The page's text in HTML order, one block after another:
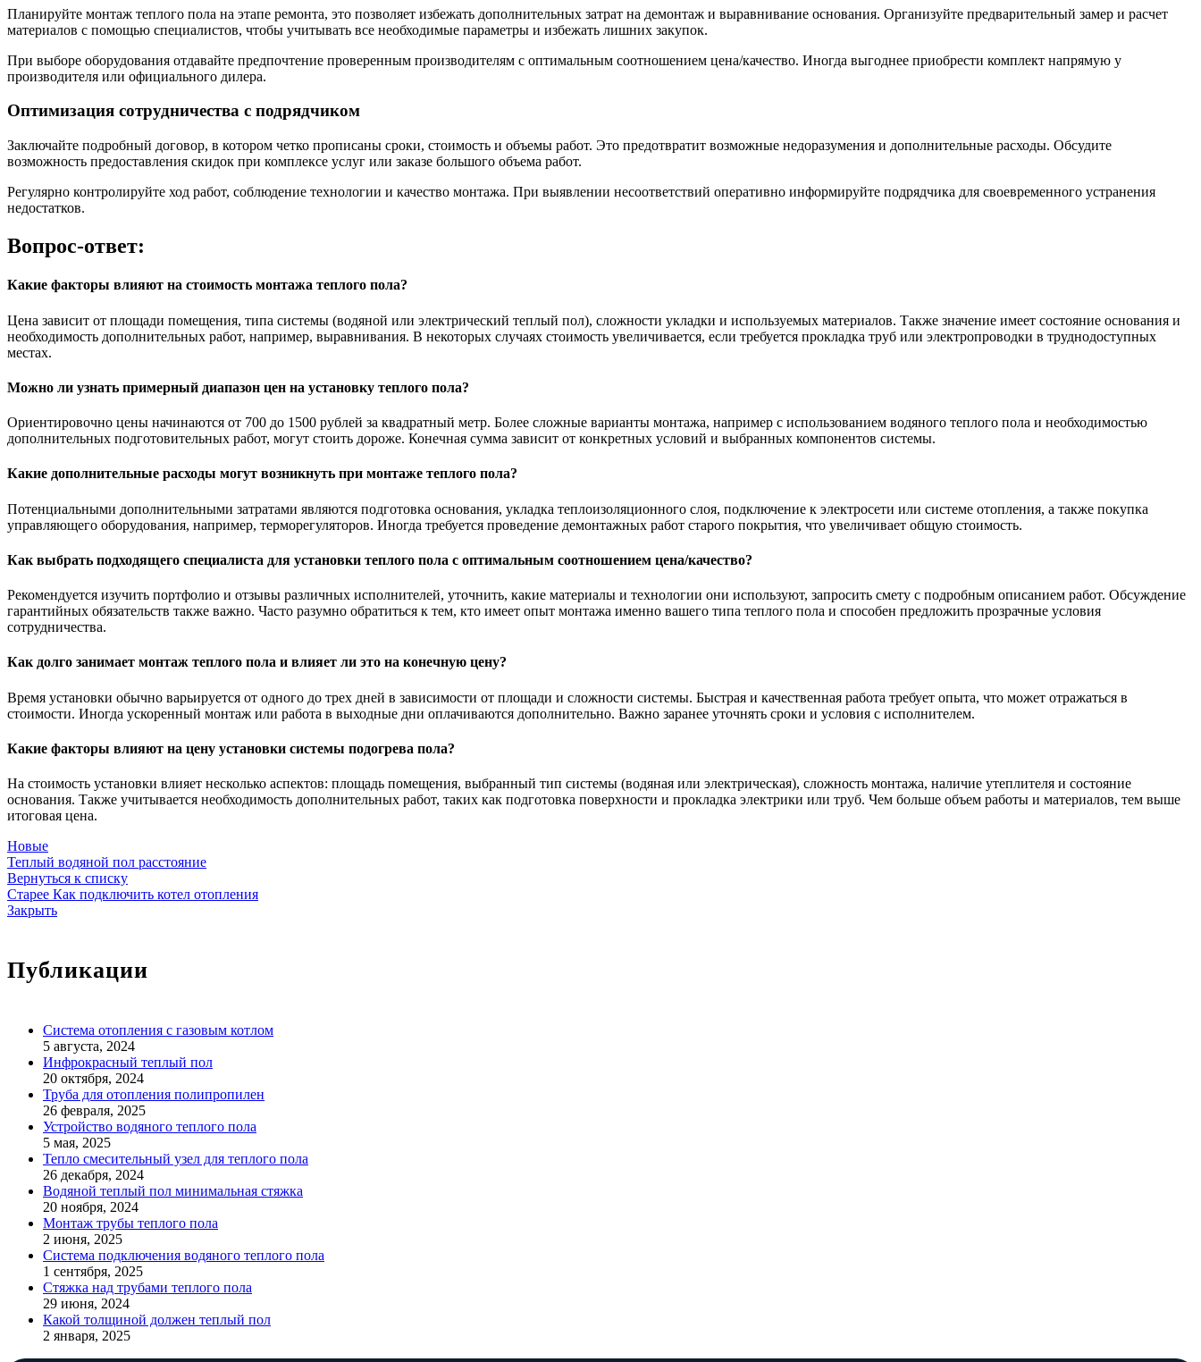
Планируйте монтаж теплого пола на этапе ремонта, это позволяет избежать дополнительных затрат на демонтаж и выравнивание основания. Организуйте предварительный замер и расчет
материалов с помощью специалистов, чтобы учитывать все необходимые параметры и избежать лишних закупок.
При выборе оборудования отдавайте предпочтение проверенным производителям с оптимальным соотношением цена/качество. Иногда выгоднее приобрести комплект напрямую у
производителя или официального дилера.
Оптимизация сотрудничества с подрядчиком
Заключайте подробный договор, в котором четко прописаны сроки, стоимость и объемы работ. Это предотвратит возможные недоразумения и дополнительные расходы. Обсудите
возможность предоставления скидок при комплексе услуг или заказе большого объема работ.
Регулярно контролируйте ход работ, соблюдение технологии и качество монтажа. При выявлении несоответствий оперативно информируйте подрядчика для своевременного устранения
недостатков.
Вопрос-ответ:
Какие факторы влияют на стоимость монтажа теплого пола?
Цена зависит от площади помещения, типа системы (водяной или электрический теплый пол), сложности укладки и используемых материалов. Также значение имеет состояние основания и
необходимость дополнительных работ, например, выравнивания. В некоторых случаях стоимость увеличивается, если требуется прокладка труб или электропроводки в труднодоступных
местах.
Можно ли узнать примерный диапазон цен на установку теплого пола?
Ориентировочно цены начинаются от 700 до 1500 рублей за квадратный метр. Более сложные варианты монтажа, например с использованием водяного теплого пола и необходимостью
дополнительных подготовительных работ, могут стоить дороже. Конечная сумма зависит от конкретных условий и выбранных компонентов системы.
Какие дополнительные расходы могут возникнуть при монтаже теплого пола?
Потенциальными дополнительными затратами являются подготовка основания, укладка теплоизоляционного слоя, подключение к электросети или системе отопления, а также покупка
управляющего оборудования, например, терморегуляторов. Иногда требуется проведение демонтажных работ старого покрытия, что увеличивает общую стоимость.
Как выбрать подходящего специалиста для установки теплого пола с оптимальным соотношением цена/качество?
Рекомендуется изучить портфолио и отзывы различных исполнителей, уточнить, какие материалы и технологии они используют, запросить смету с подробным описанием работ. Обсуждение
гарантийных обязательств также важно. Часто разумно обратиться к тем, кто имеет опыт монтажа именно вашего типа теплого пола и способен предложить прозрачные условия
сотрудничества.
Как долго занимает монтаж теплого пола и влияет ли это на конечную цену?
Время установки обычно варьируется от одного до трех дней в зависимости от площади и сложности системы. Быстрая и качественная работа требует опыта, что может отражаться в
стоимости. Иногда ускоренный монтаж или работа в выходные дни оплачиваются дополнительно. Важно заранее уточнять сроки и условия с исполнителем.
Какие факторы влияют на цену установки системы подогрева пола?
На стоимость установки влияет несколько аспектов: площадь помещения, выбранный тип системы (водяная или электрическая), сложность монтажа, наличие утеплителя и состояние
основания. Также учитывается необходимость дополнительных работ, таких как подготовка поверхности и прокладка электрики или труб. Чем больше объем работы и материалов, тем выше
итоговая цена.
Новые
Теплый водяной пол расстояние
Вернуться к списку
Старее Как подключить котел отопления
Закрыть
Публикации
Система отопления с газовым котлом
5 августа, 2024
Инфрокрасный теплый пол
20 октября, 2024
Труба для отопления полипропилен
26 февраля, 2025
Устройство водяного теплого пола
5 мая, 2025
Тепло смесительный узел для теплого пола
26 декабря, 2024
Водяной теплый пол минимальная стяжка
20 ноября, 2024
Монтаж трубы теплого пола
2 июня, 2025
Система подключения водяного теплого пола
1 сентября, 2025
Стяжка над трубами теплого пола
29 июня, 2024
Какой толщиной должен теплый пол
2 января, 2025